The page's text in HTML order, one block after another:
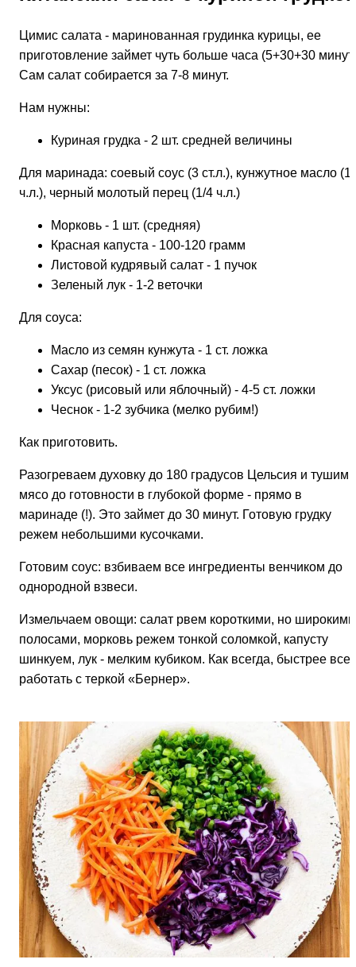
Цимис салата - маринованная грудинка курицы, ее
приготовление займет чуть больше часа (5+30+30
Сам салат собирается за 7-8 минут.
Нам нужны:
Куриная грудка - 2 шт. средней величины
Для маринада: соевый соус (3 ст.л.), кунжутное масло (1
ч.л.), черный молотый перец (1/4 ч.л.)
Морковь - 1 шт. (средняя)
Красная капуста - 100-120 грамм
Листовой кудрявый салат - 1 пучок
Зеленый лук - 1-2 веточки
Для соуса:
Масло из семян кунжута - 1 ст. ложка
Сахар (песок) - 1 ст. ложка
Уксус (рисовый или яблочный) - 4-5 ст. ложки
Чеснок - 1-2 зубчика (мелко рубим!)
Как приготовить.
Разогреваем духовку до 180 градусов Цельсия и тушим
мясо до готовности в глубокой форме - прямо в
маринаде (!). Это займет до 30 минут. Готовую грудку
режем небольшими кусочками.
Готовим соус: взбиваем все ингредиенты венчиком до
однородной взвеси.
Измельчаем овощи: салат рвем короткими, но широкими
полосами, морковь режем тонкой соломкой, капусту
шинкуем, лук - мелким кубиком. Как всегда, быстрее
работать с теркой «Бернер».